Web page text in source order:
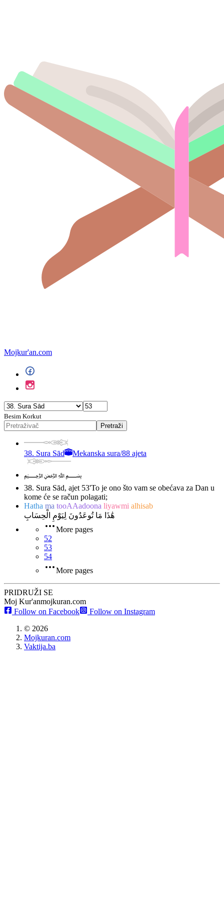
Mojkur'an.com
Besim Korkut
Pretraži
38. Sura Sād Mekanska sura/88 ajeta
﷽
38. Sura Sād, ajet 53'To je ono što vam se obećava za Dan u
kome će se račun polagati;
Hatha ma tooAAadoona liyawmi alhisab
هَٰذَا مَا تُوعَدُونَ لِيَوْمِ الْحِسَابِ
More pages
52
53
54
More pages
PRIDRUŽI SE
Moj Kur'anmojkuran.com
Follow on Facebook
Follow on Instagram
© 2026
Mojkuran.com
Vaktija.ba